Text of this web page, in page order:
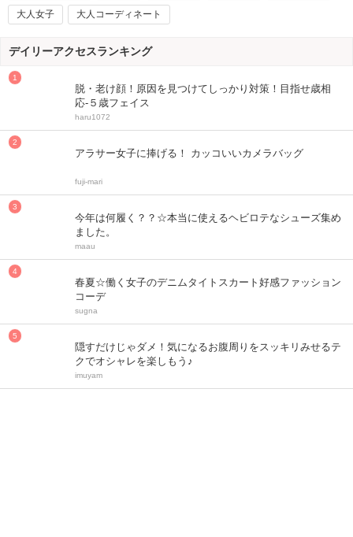
大人女子 大人コーディネート
デイリーアクセスランキング
脱・老け顔！原因を見つけてしっかり対策！目指せ歳相
応-５歳フェイス
haru1072
アラサー女子に捧げる！ カッコいいカメラバッグ
fuji-mari
今年は何履く？？☆本当に使えるヘビロテなシューズ集め
ました。
maau
春夏☆働く女子のデニムタイトスカート好感ファッション
コーデ
sugna
隠すだけじゃダメ！気になるお腹周りをスッキリみせるテ
クでオシャレを楽しもう♪
imuyam